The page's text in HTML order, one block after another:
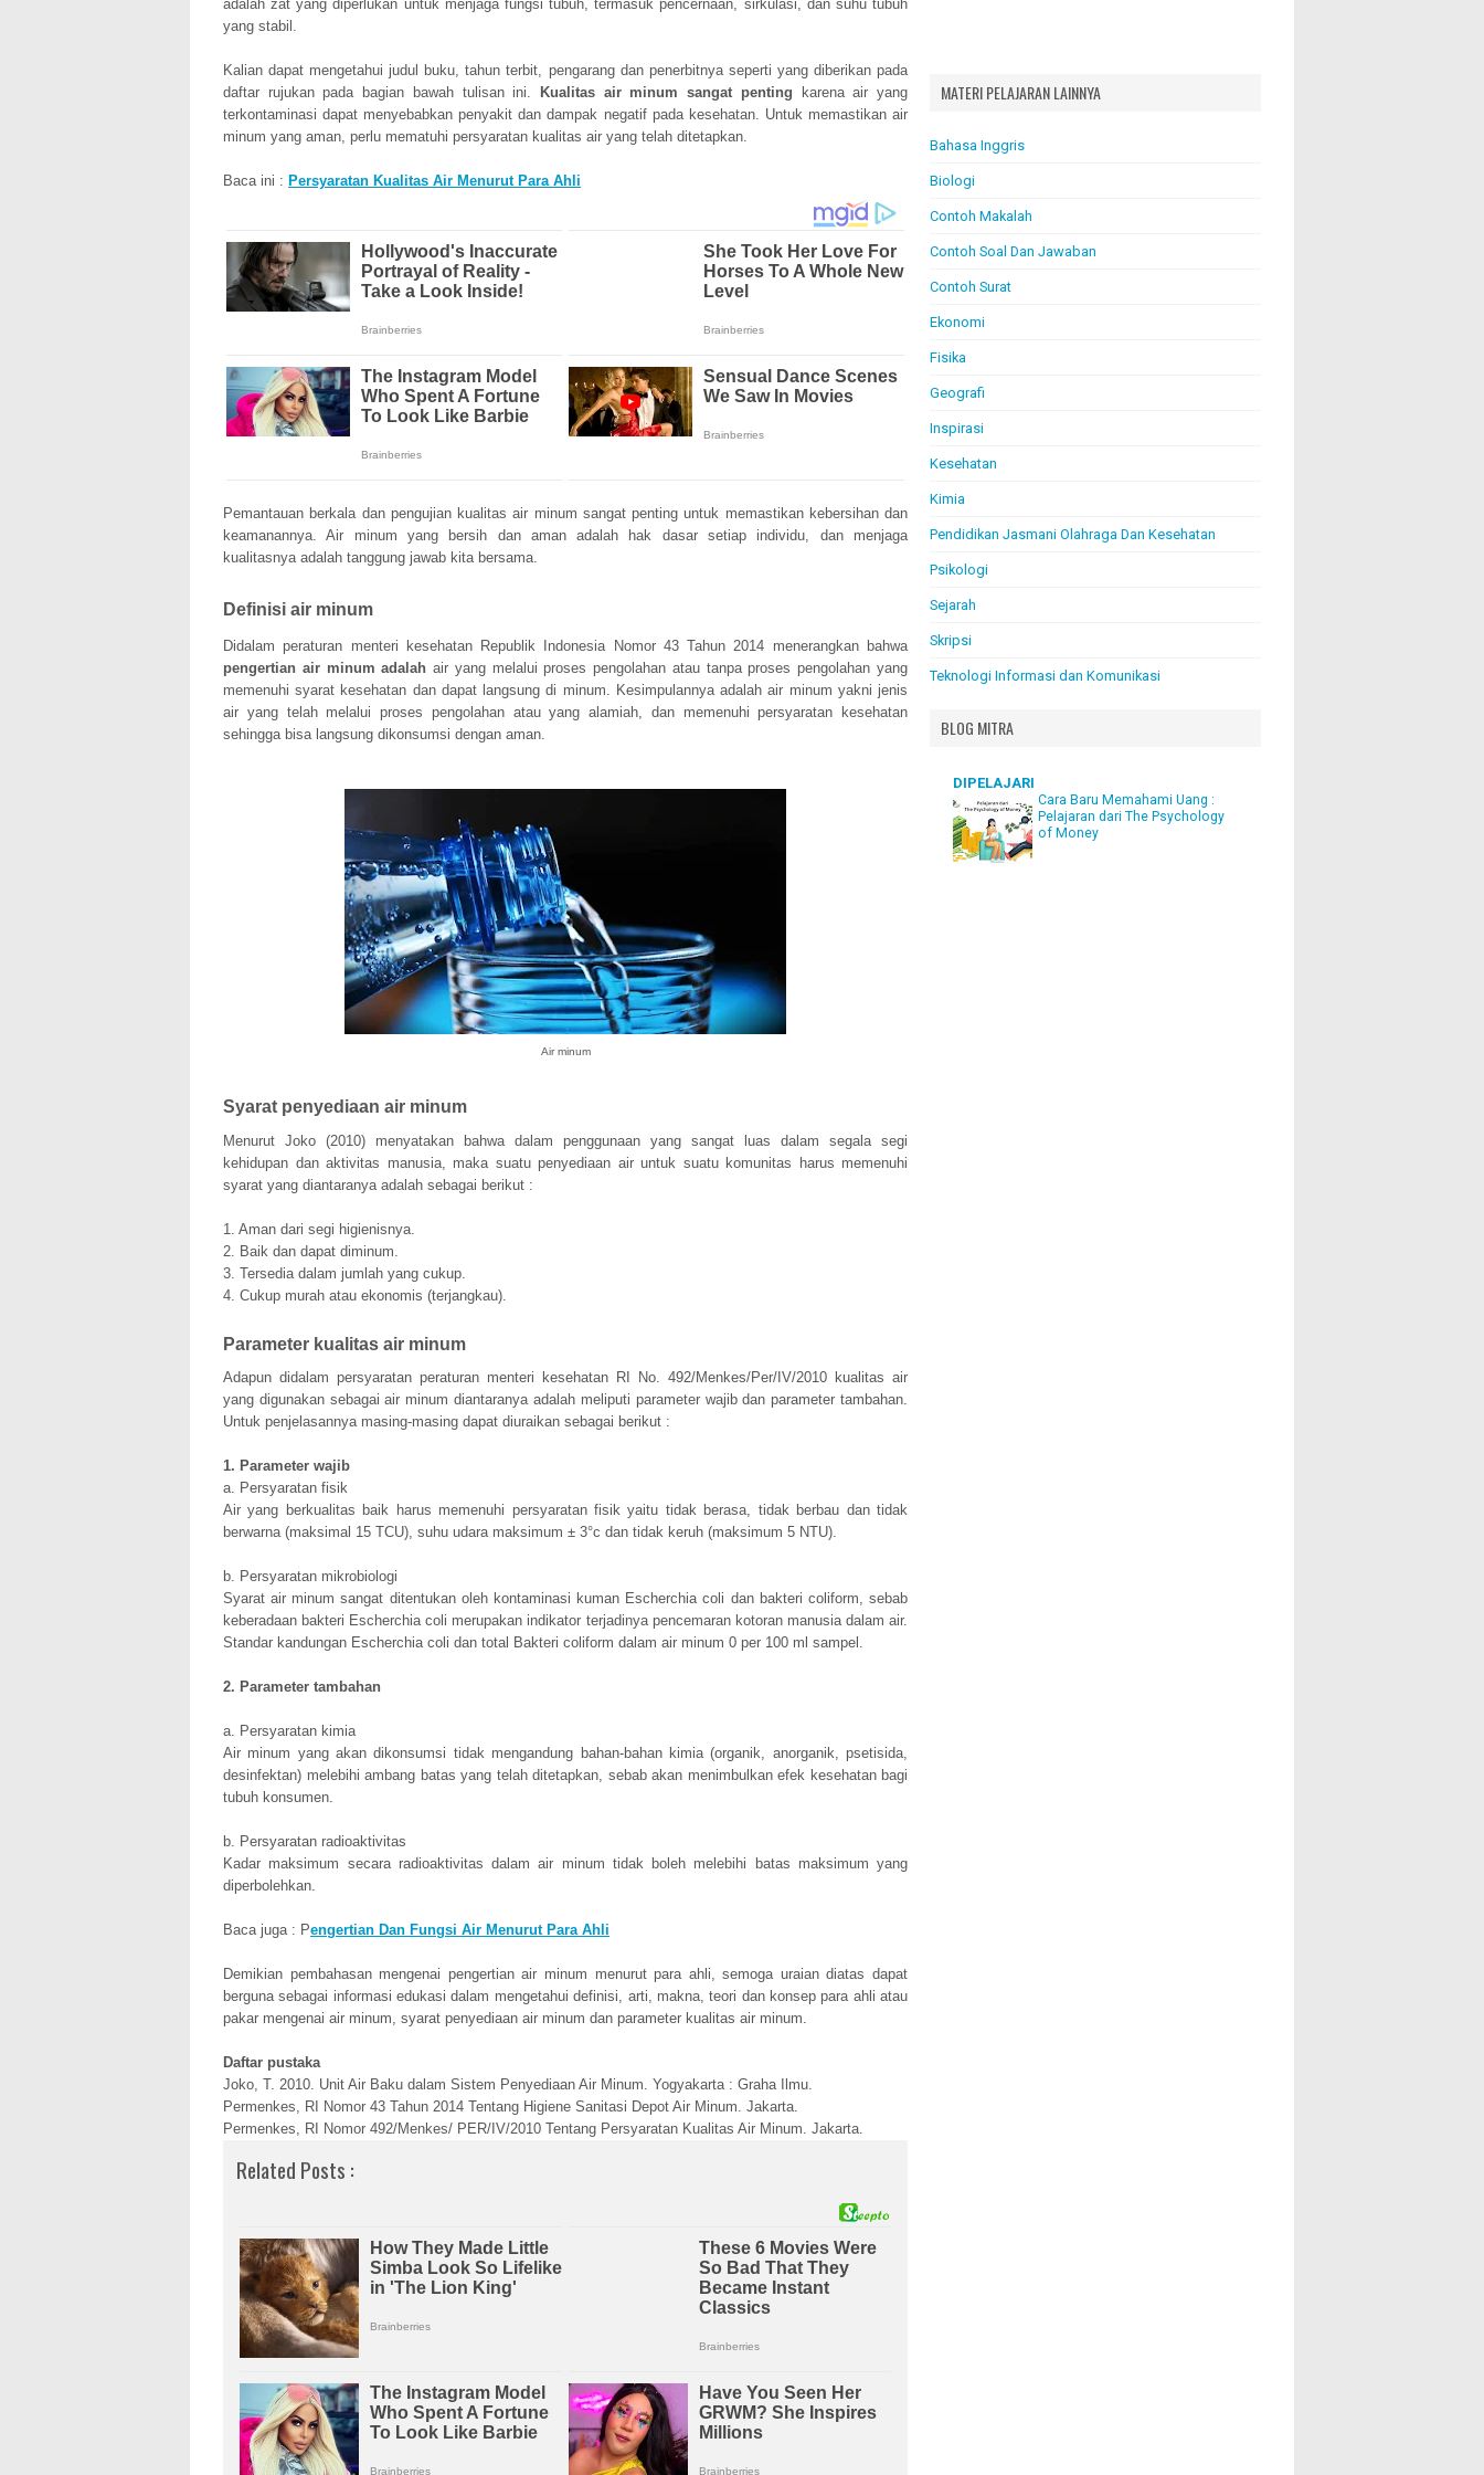
adalah zat yang diperlukan untuk menjaga fungsi tubuh, termasuk pencernaan, sirkulasi, dan suhu tubuh
yang stabil.
Kalian dapat mengetahui judul buku, tahun terbit, pengarang dan penerbitnya seperti yang diberikan pada
daftar rujukan pada bagian bawah tulisan ini.
Kualitas air minum sangat penting karena air yang
terkontaminasi dapat menyebabkan penyakit dan dampak negatif pada kesehatan. Untuk memastikan air
minum yang aman, perlu mematuhi persyaratan kualitas air yang telah ditetapkan.
Baca ini : Persyaratan Kualitas Air Menurut Para Ahli
Pemantauan berkala dan pengujian kualitas air minum sangat penting untuk memastikan kebersihan dan
keamanannya. Air minum yang bersih dan aman adalah hak dasar setiap individu, dan menjaga
kualitasnya adalah tanggung jawab kita bersama.
Definisi air minum
Didalam peraturan menteri kesehatan Republik Indonesia Nomor 43 Tahun 2014 menerangkan bahwa
pengertian air minum adalah air yang melalui proses pengolahan atau tanpa proses pengolahan yang
memenuhi syarat kesehatan dan dapat langsung di minum. Kesimpulannya adalah air minum yakni jenis
air yang telah melalui proses pengolahan atau yang alamiah, dan memenuhi persyaratan kesehatan
sehingga bisa langsung dikonsumsi dengan aman.
Air minum
Syarat penyediaan air minum
Menurut Joko (2010) menyatakan bahwa dalam penggunaan yang sangat luas dalam segala segi
kehidupan dan aktivitas manusia, maka suatu penyediaan air untuk suatu komunitas harus memenuhi
syarat yang diantaranya adalah sebagai berikut :
1. Aman dari segi higienisnya.
2. Baik dan dapat diminum.
3. Tersedia dalam jumlah yang cukup.
4. Cukup murah atau ekonomis (terjangkau).
Parameter kualitas air minum
Adapun didalam persyaratan peraturan menteri kesehatan RI No. 492/Menkes/Per/IV/2010 kualitas air
yang digunakan sebagai air minum diantaranya adalah meliputi parameter wajib dan parameter tambahan.
Untuk penjelasannya masing-masing dapat diuraikan sebagai berikut :
1. Parameter wajib
a. Persyaratan fisik
Air yang berkualitas baik harus memenuhi persyaratan fisik yaitu tidak berasa, tidak berbau dan tidak
berwarna (maksimal 15 TCU), suhu udara maksimum ± 3°c dan tidak keruh (maksimum 5 NTU).
b. Persyaratan mikrobiologi
Syarat air minum sangat ditentukan oleh kontaminasi kuman Escherchia coli dan bakteri coliform, sebab
keberadaan bakteri Escherchia coli merupakan indikator terjadinya pencemaran kotoran manusia dalam air.
Standar kandungan Escherchia coli dan total Bakteri coliform dalam air minum 0 per 100 ml sampel.
2. Parameter tambahan
a. Persyaratan kimia
Air minum yang akan dikonsumsi tidak mengandung bahan-bahan kimia (organik, anorganik, psetisida,
desinfektan) melebihi ambang batas yang telah ditetapkan, sebab akan menimbulkan efek kesehatan bagi
tubuh konsumen.
b. Persyaratan radioaktivitas
Kadar maksimum secara radioaktivitas dalam air minum tidak boleh melebihi batas maksimum yang
diperbolehkan.
Baca juga : Pengertian Dan Fungsi Air Menurut Para Ahli
Demikian pembahasan mengenai pengertian air minum menurut para ahli, semoga uraian diatas dapat
berguna sebagai informasi edukasi dalam mengetahui definisi, arti, makna, teori dan konsep para ahli atau
pakar mengenai air minum, syarat penyediaan air minum dan parameter kualitas air minum.
Daftar pustaka
Joko, T. 2010. Unit Air Baku dalam Sistem Penyediaan Air Minum. Yogyakarta : Graha Ilmu.
Permenkes, RI Nomor 43 Tahun 2014 Tentang Higiene Sanitasi Depot Air Minum. Jakarta.
Permenkes, RI Nomor 492/Menkes/ PER/IV/2010 Tentang Persyaratan Kualitas Air Minum. Jakarta.
Related Posts :
MATERI PELAJARAN LAINNYA
Bahasa Inggris
Biologi
Contoh Makalah
Contoh Soal Dan Jawaban
Contoh Surat
Ekonomi
Fisika
Geografi
Inspirasi
Kesehatan
Kimia
Pendidikan Jasmani Olahraga Dan Kesehatan
Psikologi
Sejarah
Skripsi
Teknologi Informasi dan Komunikasi
BLOG MITRA
DIPELAJARI
Cara Baru Memahami Uang :
Pelajaran dari The Psychology
of Money